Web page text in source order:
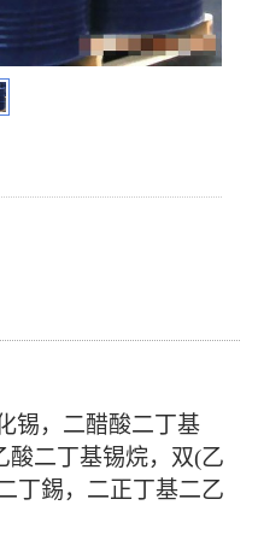
锡，二醋酸二丁基
酸二丁基锡烷，双(乙
丁錫，二正丁基二乙